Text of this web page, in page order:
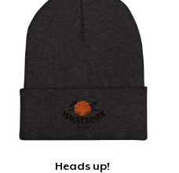
Heads up!